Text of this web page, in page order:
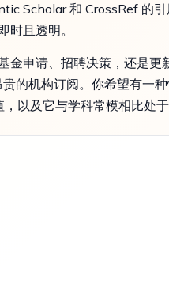
Scholar 和 CrossRef 的
且透明。
申请、招聘决策，还是更
的机构订阅。你希望有一
以及它与学科常模相比处于